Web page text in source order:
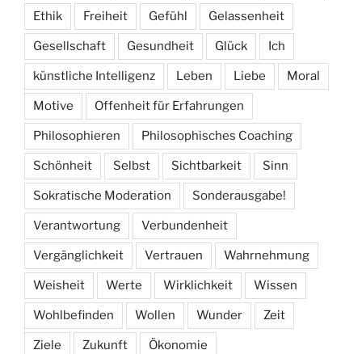
Ethik Freiheit Gefühl Gelassenheit
Gesellschaft Gesundheit Glück Ich
künstliche Intelligenz Leben Liebe Moral
Motive Offenheit für Erfahrungen
Philosophieren Philosophisches Coaching
Schönheit Selbst Sichtbarkeit Sinn
Sokratische Moderation Sonderausgabe!
Verantwortung Verbundenheit
Vergänglichkeit Vertrauen Wahrnehmung
Weisheit Werte Wirklichkeit Wissen
Wohlbefinden Wollen Wunder Zeit
Ziele Zukunft Ökonomie